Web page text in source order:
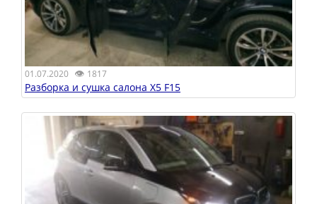
01.07.2020 👁 1817
Разборка и сушка салона X5 F15